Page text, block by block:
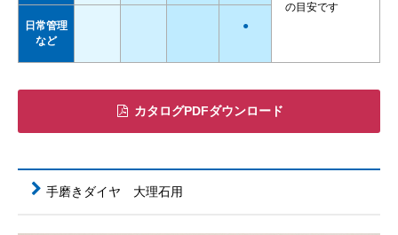
の目安です
日常管理
など
●
カタログPDFダウンロード
手磨きダイヤ 大理石用